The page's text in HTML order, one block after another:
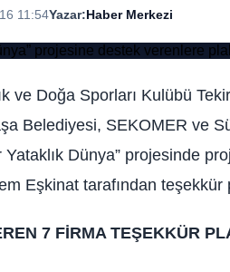
11:54Yazar:Haber Merkezi
ve Doğa Sporları Kulübü
Belediyesi, SEKOMER ve
Yataklık Dünya” projesinde
Eşkinat tarafından teşekkür
7 FİRMA TEŞEKKÜR